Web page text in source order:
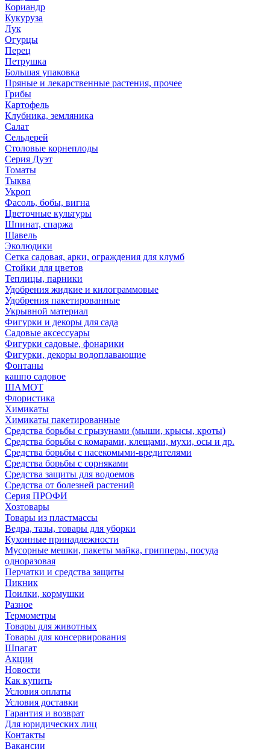
Кориандр
Кукуруза
Лук
Огурцы
Перец
Петрушка
Большая упаковка
Пряные и лекарственные растения, прочее
Грибы
Картофель
Клубника, земляника
Салат
Сельдерей
Столовые корнеплоды
Серия Дуэт
Томаты
Тыква
Укроп
Фасоль, бобы, вигна
Цветочные культуры
Шпинат, спаржа
Щавель
Эколюдики
Сетка садовая, арки, ограждения для клумб
Стойки для цветов
Теплицы, парники
Удобрения жидкие и килограммовые
Удобрения пакетированные
Укрывной материал
Фигурки и декоры для сада
Садовые аксессуары
Фигурки садовые, фонарики
Фигурки, декоры водоплавающие
Фонтаны
кашпо садовое
ШАМОТ
Флористика
Химикаты
Химикаты пакетированные
Средства борьбы с грызунами (мыши, крысы, кроты)
Средства борьбы с комарами, клещами, мухи, осы и др.
Средства борьбы с насекомыми-вредителями
Средства борьбы с сорняками
Средства защиты для водоемов
Средства от болезней растений
Серия ПРОФИ
Хозтовары
Товары из пластмассы
Ведра, тазы, товары для уборки
Кухонные принадлежности
Мусорные мешки, пакеты майка, грипперы, посуда
одноразовая
Перчатки и средства защиты
Пикник
Поилки, кормушки
Разное
Термометры
Товары для животных
Товары для консервирования
Шпагат
Акции
Новости
Как купить
Условия оплаты
Условия доставки
Гарантия и возврат
Для юридических лиц
Контакты
Вакансии